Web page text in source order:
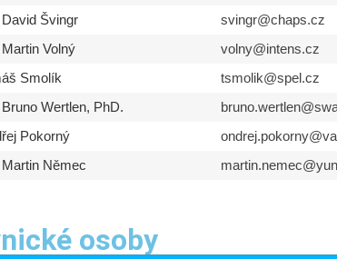
David Švingr svingr@chaps.cz
Volný volny@intens.cz
Smolík tsmolik@spel.cz
Wertlen, PhD.
Pokorný
Martin Němec
osoby